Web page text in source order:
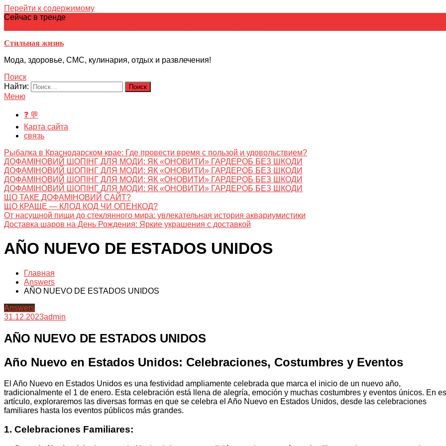
Перейти к содержимому
Сейчас в тренде
Стильная жизнь
Мода, здоровье, СМС, кулинария, отдых и развлечения!
Поиск
Найти:
Меню
❓ 💬
Карта сайта
связь
Рыбалка в Краснодарском крае: Где провести время с пользой и удовольствием?
ДОФАМІНОВИЙ ШОПІНГ ДЛЯ МОДИ: ЯК «ОНОВИТИ» ГАРДЕРОБ БЕЗ ШКОДИ
ДОФАМІНОВИЙ ШОПІНГ ДЛЯ МОДИ: ЯК «ОНОВИТИ» ГАРДЕРОБ БЕЗ ШКОДИ
ДОФАМІНОВИЙ ШОПІНГ ДЛЯ МОДИ: ЯК «ОНОВИТИ» ГАРДЕРОБ БЕЗ ШКОДИ
ДОФАМІНОВИЙ ШОПІНГ ДЛЯ МОДИ: ЯК «ОНОВИТИ» ГАРДЕРОБ БЕЗ ШКОДИ
ЩО ТАКЕ ДОФАМІНОВИЙ САЙТ?
ЩО КРАЩЕ — КЛОД КОД ЧИ ОПЕНКОД?
От насущной пищи до стеклянного мира: увлекательная история аквариумистики
Доставка шаров на День Рождения: Яркие украшения с доставкой
AÑO NUEVO DE ESTADOS UNIDOS
Главная
Answers
AÑO NUEVO DE ESTADOS UNIDOS
Answers
31.12.2023admin
AÑO NUEVO DE ESTADOS UNIDOS
Año Nuevo en Estados Unidos: Celebraciones, Costumbres y Eventos
El Año Nuevo en Estados Unidos es una festividad ampliamente celebrada que marca el inicio de un nuevo año,
tradicionalmente el 1 de enero. Esta celebración está llena de alegría, emoción y muchas costumbres y eventos únicos. En
artículo, exploraremos las diversas formas en que se celebra el Año Nuevo en Estados Unidos, desde las celebraciones
familiares hasta los eventos públicos más grandes.
1. Celebraciones Familiares: